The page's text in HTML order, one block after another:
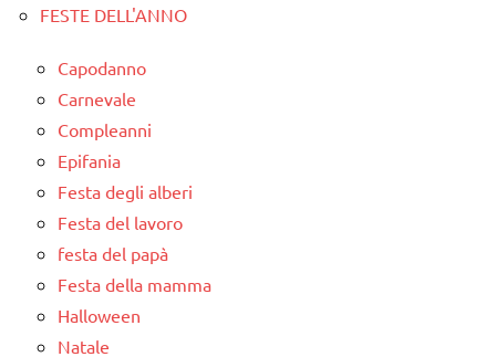
FESTE DELL'ANNO
Capodanno
Carnevale
Compleanni
Epifania
Festa degli alberi
Festa del lavoro
festa del papà
Festa della mamma
Halloween
Natale